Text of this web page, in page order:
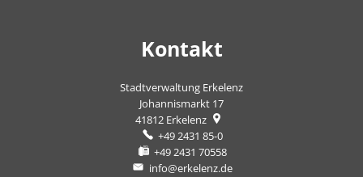
Kontakt
Stadtverwaltung Erkelenz
Johannismarkt 17
41812 Erkelenz
+49 2431 85-0
+49 2431 70558
info@erkelenz.de